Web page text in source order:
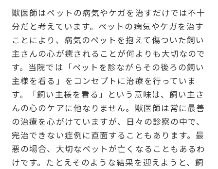
獣医師はペットの病気やケガを治すだけでは不十
分だと考えています。ペットの病気やケガを治す
ことにより、病気のペットを抱えて傷ついた飼い
主さんの心が癒されることが何よりも大切なので
す。当院では「ペットを診ながらその後ろの飼い
主様を看る」をコンセプトに治療を行っていま
す。「飼い主様を看る」という意味は、飼い主さ
んの心のケアに他なりません。獣医師は常に最善
の治療を心がけていますが、日々の診察の中で、
完治できない症例に直面することもあります。最
悪の場合、大切なペットが亡くなることもあるわ
けです。たとえそのような結果を迎えようと、飼